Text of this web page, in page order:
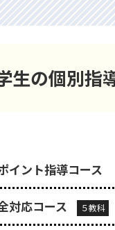
⽣の個別指
イント指導コース
対応コース ５教科